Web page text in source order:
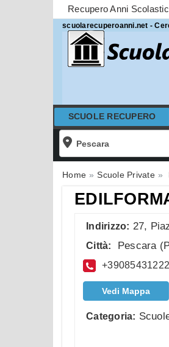
Recupero Anni
scuolarecuperoanni.net -
SCUOLE RECUPERO
Home Scuole Private
Indirizzo: 27,
Città: Pescara (
Vedi Mappa
Categoria: